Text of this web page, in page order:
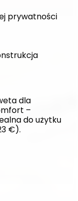
prywatności
dla
–
do użytku
€).